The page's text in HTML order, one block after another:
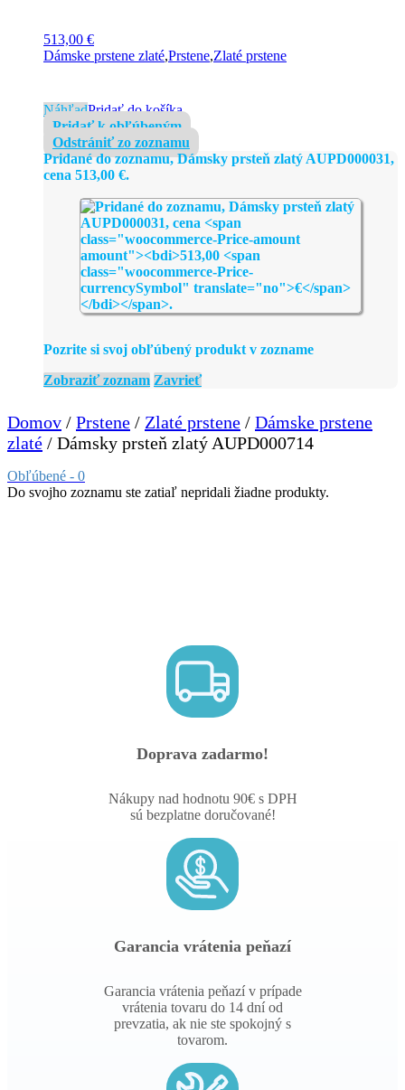
513,00 €
Dámske prstene zlaté,Prstene,Zlaté prstene
NáhľadPridať do košíka
Pridať k obľúbeným
Odstrániť zo zoznamu
Pridané do zoznamu, Dámsky prsteň zlatý AUPD000031,
cena 513,00 €.
Pozrite si svoj obľúbený produkt v zozname
Zobraziť zoznam Zavrieť
Domov / Prstene / Zlaté prstene / Dámske prstene
zlaté / Dámsky prsteň zlatý AUPD000714
Obľúbené - 0
Do svojho zoznamu ste zatiaľ nepridali žiadne produkty.
Doprava zadarmo!
Nákupy nad hodnotu 90€ s DPH
sú bezplatne doručované!
Garancia vrátenia peňazí
Garancia vrátenia peňazí v prípade
vrátenia tovaru do 14 dní od
prevzatia, ak nie ste spokojný s
tovarom.